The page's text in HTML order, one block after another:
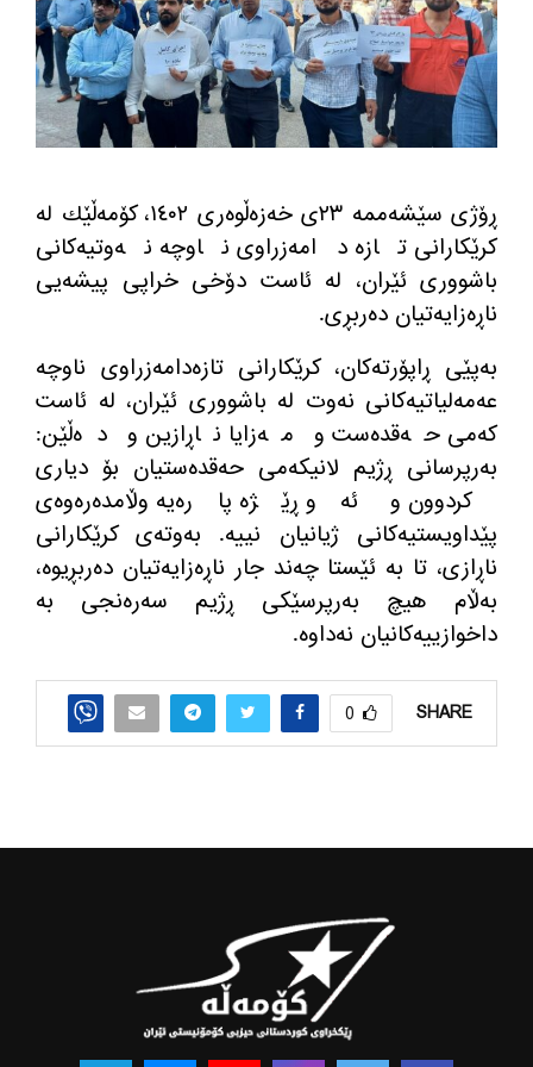
ڕۆژی سێشه‌ممه‌ ٢٣ی خه‌زه‌ڵوه‌ری ١٤٠٢، كۆمه‌ڵێك له‌
كرێكارانی تازه‌ دامه‌زراوی ناوچه‌ نه‌وتیه‌كانی
باشووری ئێران، له‌ ئاست دۆخی خراپی پیشه‌یی
ناڕه‌زایه‌تیان ده‌ربڕی.
به‌پێی ڕاپۆرته‌كان، كرێكارانی تازه‌دامه‌زراوی ناوچه‌
عه‌مه‌لیاتیه‌كانی نه‌وت له‌ باشووری ئێران، له‌ ئاست
كه‌می حه‌قده‌ست و مه‌زایا ناڕازین و ده‌ڵێن:
به‌رپرسانی ڕژیم لانیكه‌می حه‌قده‌ستیان بۆ دیاری
كردوون و ئه‌و ڕێژه‌ پاره‌یه‌ وڵامده‌ره‌وه‌ی
پێداویستیه‌كانی ژیانیان نییه‌. به‌وته‌ی كرێكارانی
ناڕازی، تا به‌ ئێستا چه‌ند جار ناڕه‌زایه‌تیان ده‌ربڕیوه‌،
به‌ڵام هیچ به‌رپرسێكی ڕژیم سه‌ره‌نجی به‌
داخوازییه‌كانیان نه‌داوه‌.
SHARE
0